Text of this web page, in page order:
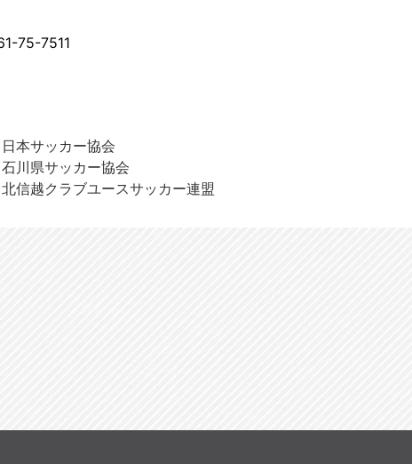
75-7511
日本サッカー協会
石川県サッカー協会
北信越クラブユースサッカー連盟